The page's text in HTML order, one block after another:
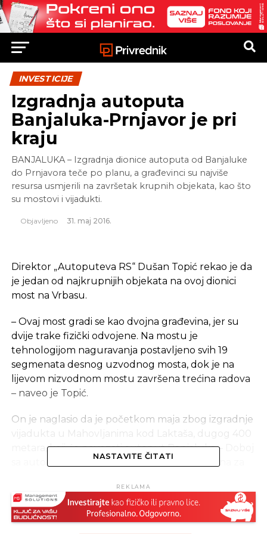
INVESTICIJE
Izgradnja autoputa
Banjaluka-Prnjavor je pri
kraju
BANJALUKA – Izgradnja dionice autoputa od Banjaluke
do Prnjavora teče po planu, a građevinci su najviše
resursa usmjerili na završetak krupnih objekata, kao što
su mostovi i vijadukti.
Objavljeno 31. maj 2016.
Direktor „Autoputeva RS“ Dušan Topić rekao je da
je jedan od najkrupnijih objekata na ovoj dionici
most na Vrbasu.
– Ovaj most gradi se kao dvojna građevina, jer su
dvije trake fizički odvojene. Na mostu je
tehnologijom naguravanja postavljeno svih 19
segmenata desnog uzvodnog mosta, dok je na
lijevom nizvodnom mostu završena trećina radova
– naveo je Topić.
On je naglasio da je početkom maja zbog izgradnje
vijadukta u Mahovljanima kod Laktaša, dugog 400
metara, koji će povezati autoput Banjaluka – Doboj
sa autoputem Banjaluka – Gradiška zatvorena za
– Vijadukt „Mahovljani“ prelaziće magistralni put M
16 i spajaće autoput Banjaluka – Doboj sa petljom
„Mahovljani“ na autoputu Banjaluka – Gradiška –
NASTAVITE ČITATI
REKLAMA